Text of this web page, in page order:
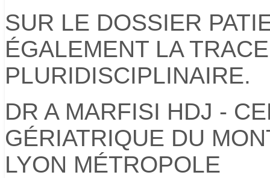
SUR LE DOSSIER
ÉGALEMENT LA
PLURIDISCIPLINAIRE.
DR A MARFISI HDJ -
GÉRIATRIQUE DU
LYON MÉTROPOLE